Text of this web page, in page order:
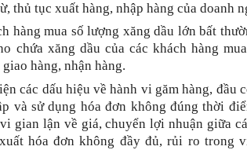
thủ tục xuất hàng, nhập hàng của doanh
hàng mua số lượng xăng dầu lớn bất
chứa xăng dầu của các khách hàng
hàng, nhận hàng.
các dấu hiệu về hành vi găm hàng, đầu
và sử dụng hóa đơn không đúng thời
gian lận về giá, chuyển lợi nhuận giữa
hóa đơn không đầy đủ, rủi ro trong